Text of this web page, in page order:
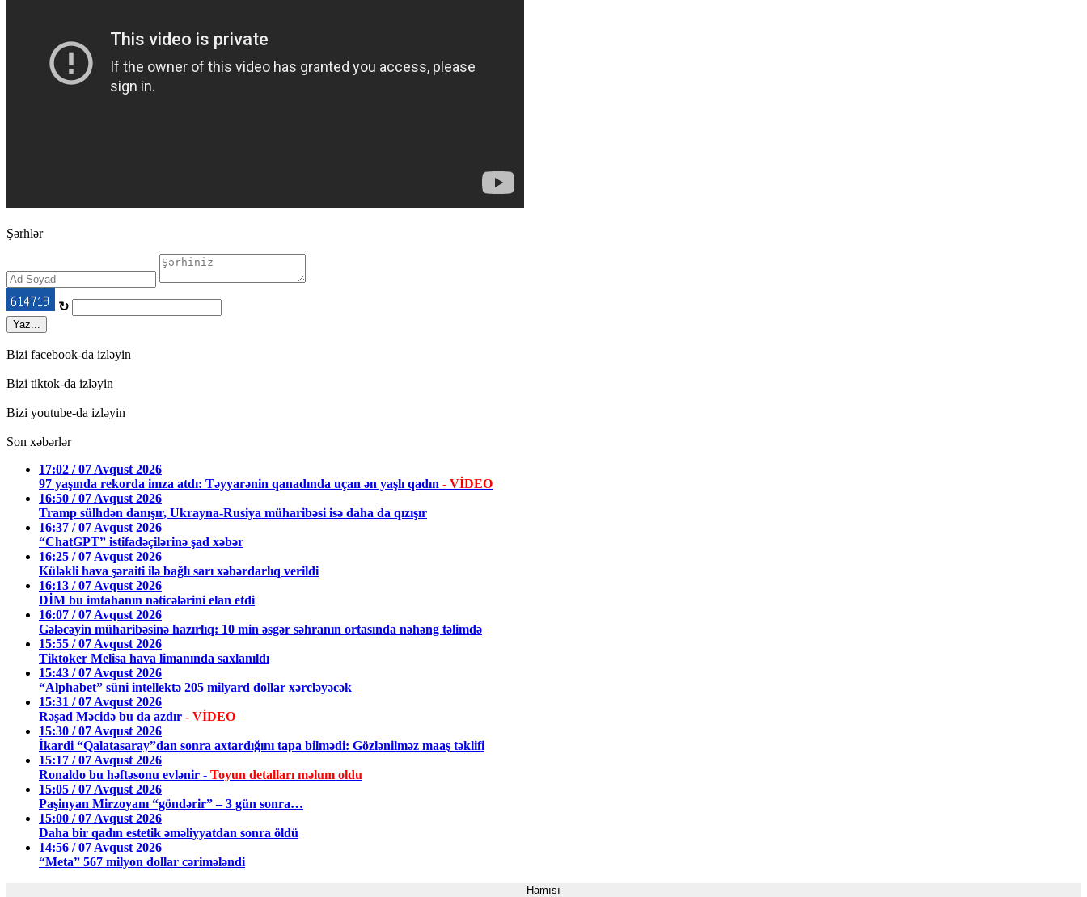
Şərhlər
↻
Yaz...
Bizi facebook-da izləyin
Bizi tiktok-da izləyin
Bizi youtube-da izləyin
Son xəbərlər
17:02 / 07 Avqust 2026
97 yaşında rekorda imza atdı: Təyyarənin qanadında uçan ən yaşlı qadın - VİDEO
16:50 / 07 Avqust 2026
Tramp sülhdən danışır, Ukrayna-Rusiya müharibəsi isə daha da qızışır
16:37 / 07 Avqust 2026
“ChatGPT” istifadəçilərinə şad xəbər
16:25 / 07 Avqust 2026
Küləkli hava şəraiti ilə bağlı sarı xəbərdarlıq verildi
16:13 / 07 Avqust 2026
DİM bu imtahanın nəticələrini elan etdi
16:07 / 07 Avqust 2026
Gələcəyin müharibəsinə hazırlıq: 10 min əsgər səhranın ortasında nəhəng təlimdə
15:55 / 07 Avqust 2026
Tiktoker Melisa hava limanında saxlanıldı
15:43 / 07 Avqust 2026
“Alphabet” süni intellektə 205 milyard dollar xərcləyəcək
15:31 / 07 Avqust 2026
Rəşad Məcidə bu da azdır - VİDEO
15:30 / 07 Avqust 2026
İkardi “Qalatasaray”dan sonra axtardığını tapa bilmədi: Gözlənilməz maaş təklifi
15:17 / 07 Avqust 2026
Ronaldo bu həftəsonu evlənir - Toyun detalları məlum oldu
15:05 / 07 Avqust 2026
Paşinyan Mirzoyanı “göndərir” – 3 gün sonra…
15:00 / 07 Avqust 2026
Daha bir qadın estetik əməliyyatdan sonra öldü
14:56 / 07 Avqust 2026
“Meta” 567 milyon dollar cərimələndi
Hamısı